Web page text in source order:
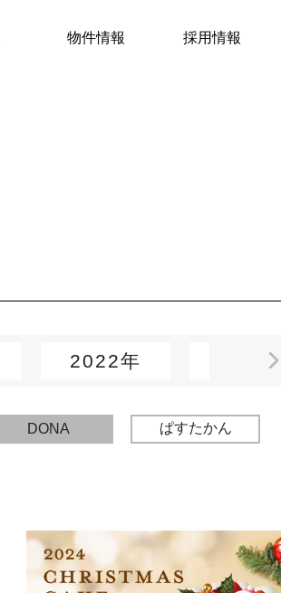
物件情報 採用情報
2022年 2021年
DONA ぱすたかん